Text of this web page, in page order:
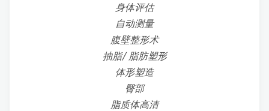
身体评估
自动测量
腹壁整形术
抽脂/ 脂肪塑形
体形塑造
臀部
脂质体高清